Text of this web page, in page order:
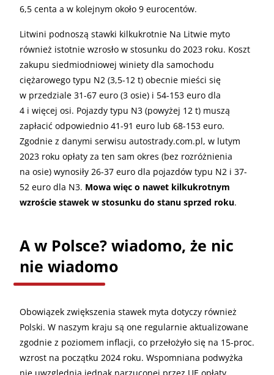
6,5 centa a w kolejnym około 9 eurocentów.
Litwini podnoszą stawki kilkukrotnie Na Litwie myto
również istotnie wzrosło w stosunku do 2023 roku. Koszt
zakupu siedmiodniowej winiety dla samochodu
ciężarowego typu N2 (3,5-12 t) obecnie mieści się
w przedziale 31-67 euro (3 osie) i 54-153 euro dla
4 i więcej osi. Pojazdy typu N3 (powyżej 12 t) muszą
zapłacić odpowiednio 41-91 euro lub 68-153 euro.
Zgodnie z danymi serwisu autostrady.com.pl, w lutym
2023 roku opłaty za ten sam okres (bez rozróżnienia
na osie) wynosiły 26-37 euro dla pojazdów typu N2 i 37-
52 euro dla N3. Mowa więc o nawet kilkukrotnym
wzroście stawek w stosunku do stanu sprzed roku.
A w Polsce? wiadomo, że nic
nie wiadomo
Obowiązek zwiększenia stawek myta dotyczy również
Polski. W naszym kraju są one regularnie aktualizowane
zgodnie z poziomem inflacji, co przełożyło się na 15-proc.
wzrost na początku 2024 roku. Wspomniana podwyżka